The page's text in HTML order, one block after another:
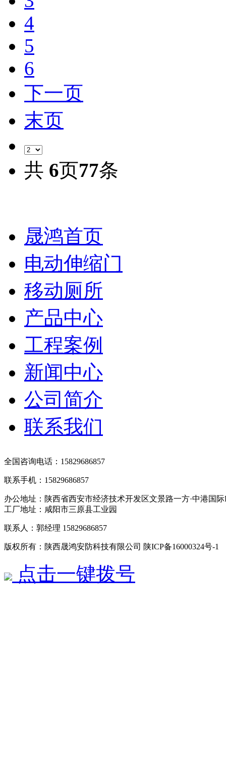
4
5
6
下一页
末页
共 6页77条
晟鸿首页
电动伸缩门
移动厕所
产品中心
工程案例
新闻中心
公司简介
联系我们
全国咨询电话：15829686857
联系手机：15829686857
办公地址：陕西省西安市经济技术开发区文景路一方·中港国
工厂地址：咸阳市三原县工业园
联系人：郭经理 15829686857
版权所有：陕西晟鸿安防科技有限公司 陕ICP备16000324号-
点击一键拨号